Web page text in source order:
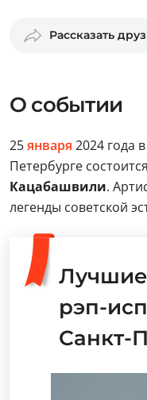
Рассказать
О событии
25января 2024 года в
Петербурге состоится
Кацабашвили.
легенды советской
рэп-
Санкт-